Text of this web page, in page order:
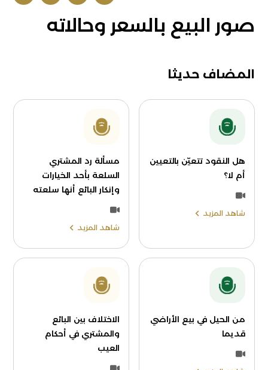
صور البيع بالسعر وحالاته
المضاف حديثا
هل النقود تتعيّن بالتعيين
أم لا؟
شاهد المزيد
مسألة رد المشتري
السلعة بأحد الخيارات
وإنكار البائع أنها سلعته
شاهد المزيد
من الحيل في بيع الأراضي
قديما
الاختلاف بين البائع
والمشتري في أحكام
العيب